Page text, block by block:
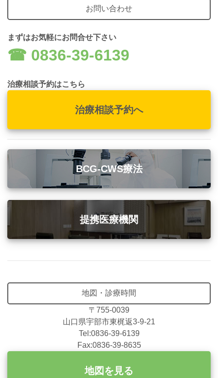
お問い合わせ
まずはお気軽にお問合せ下さい
☎︎ 0836-39-6139
治療相談予約はこちら
治療相談予約へ
BCG-CWS療法
提携医療機関
地図・診療時間
〒755-0039
山口県宇部市東梶返3-9-21
Tel:0836-39-6139
Fax:0836-39-8635
地図を見る